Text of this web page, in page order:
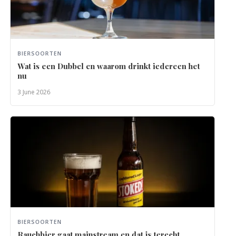
BIERSOORTEN
Wat is een Dubbel en waarom drinkt iedereen het
nu
3 June 2026
BIERSOORTEN